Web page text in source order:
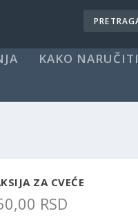
KAKO NARUČITI
ZA CVEĆE
RSD